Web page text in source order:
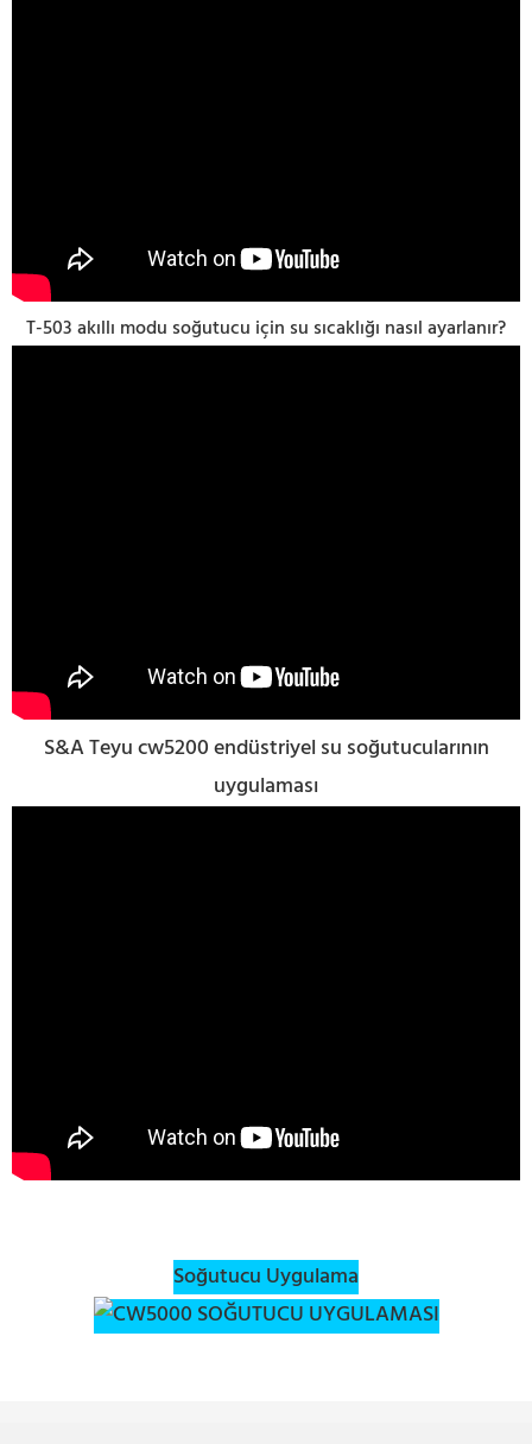
T-503 akıllı modu soğutucu için su sıcaklığı nasıl ayarlanır?
S&A Teyu cw5200 endüstriyel su soğutucularının
uygulaması
Soğutucu Uygulama